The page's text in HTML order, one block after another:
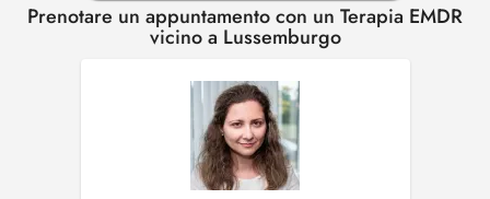
Prenotare un appuntamento con un Terapia EMDR
vicino a Lussemburgo